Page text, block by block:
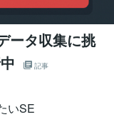
ータ収集に挑
記事
いSE